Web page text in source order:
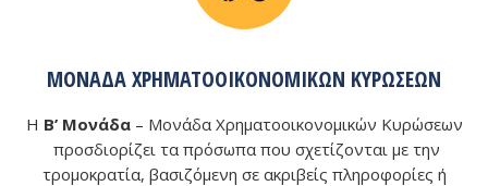
ΜΟΝΆΔΑ ΧΡΗΜΑΤΟΟΙΚΟΝΟΜΙΚΏΝ ΚΥΡΏΣΕΩΝ
Η Β’ Μονάδα – Μονάδα Χρηματοοικονομικών Κυρώσεων
προσδιορίζει τα πρόσωπα που σχετίζονται με την
τρομοκρατία, βασιζόμενη σε ακριβείς πληροφορίες ή